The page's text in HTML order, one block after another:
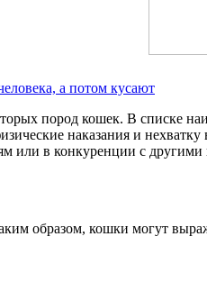
а потом кусают
пород кошек. В списке
наказания и
или в конкуренции с
образом, кошки могут